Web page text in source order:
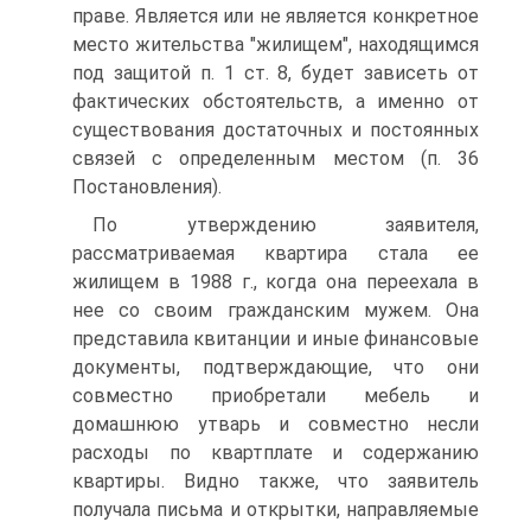
праве. Является или не является конкретное
место жительства "жилищем", находящимся
под защитой п. 1 ст. 8, будет зависеть от
фактических обстоятельств, а именно от
существования достаточных и постоянных
связей с определенным местом (п. 36
Постановления).
По утверждению заявителя,
рассматриваемая квартира стала ее
жилищем в 1988 г., когда она переехала в
нее со своим гражданским мужем. Она
представила квитанции и иные финансовые
документы, подтверждающие, что они
совместно приобретали мебель и
домашнюю утварь и совместно несли
расходы по квартплате и содержанию
квартиры. Видно также, что заявитель
получала письма и открытки, направляемые